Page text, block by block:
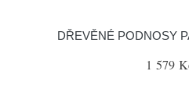
DŘEVĚNÉ PODNOSY
1 579